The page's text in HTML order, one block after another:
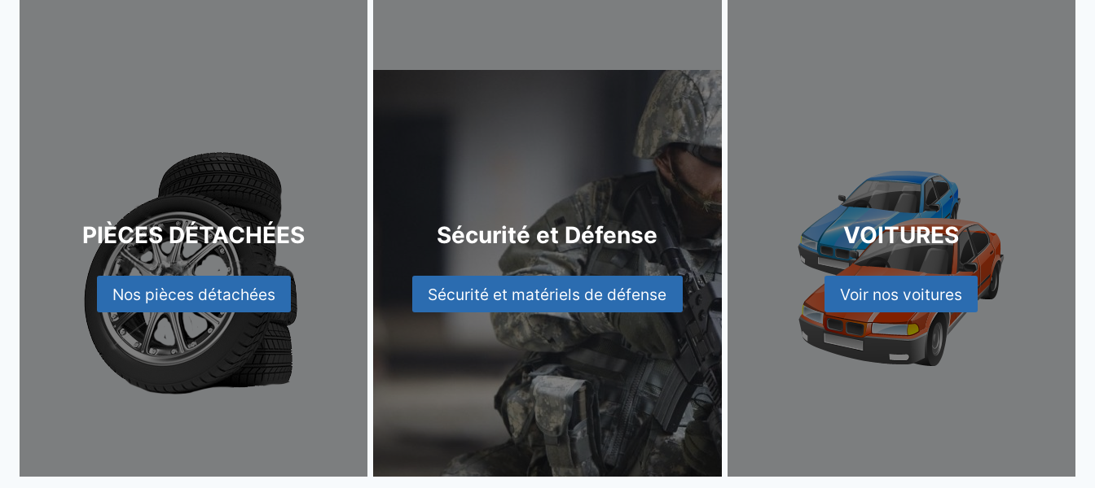
PIÈCES DÉTACHÉES
Nos pièces détachées
Sécurité et Défense
Sécurité et matériels de défense
VOITURES
Voir nos voitures